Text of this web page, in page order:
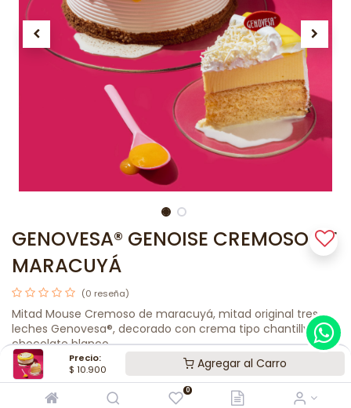
Precio:
$ 10.900 Agregar al Carro
0
GENOVESA® GENOISE CREMOSO DE
MARACUYÁ
(0 reseña)
Mitad Mouse Cremoso de maracuyá, mitad original tres
leches Genovesa®, decorado con crema tipo chantilly y
chocolate blanco.
$88.000